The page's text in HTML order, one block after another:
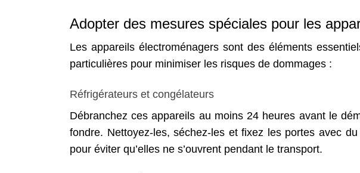
Adopter des mesures spéciales pour les
Les appareils électroménagers sont des éléments
particulières pour minimiser les risques de dommages :
Réfrigérateurs et congélateurs
Débranchez ces appareils au moins 24 heures avant le
fondre. Nettoyez-les, séchez-les et fixez les portes avec
pour éviter qu’elles ne s’ouvrent pendant le transport.